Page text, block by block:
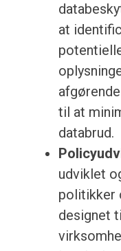
at
til at
databrud.
udviklet
politikker
designet